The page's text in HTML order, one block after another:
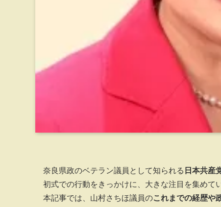
奈良県政のベテラン議員として知られる 日本共産
初式での行動をきっかけに、大きな注目を集めて
本記事では、山村さちほ議員のこれまでの経歴や